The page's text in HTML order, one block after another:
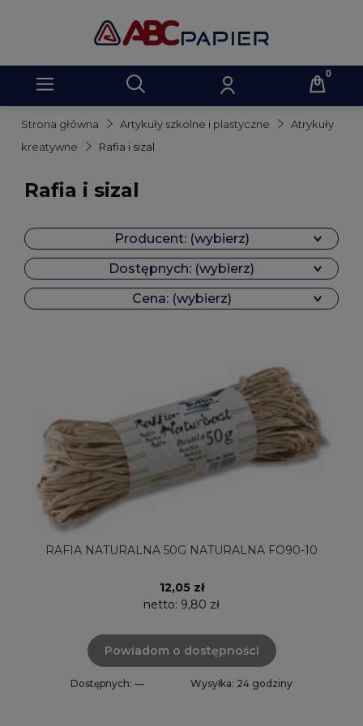
Strona główna Artykuły szkolne i plastyczne
Atrykuły
kreatywne
Rafia i sizal
Rafia i sizal
Producent: (wybierz)
Dostępnych: (wybierz)
Cena: (wybierz)
RAFIA NATURALNA 50G NATURALNA FO90-10
12,05 zł
netto: 9,80 zł
Powiadom o dostępności
Dostępnych: — Wysyłka: 24 godziny